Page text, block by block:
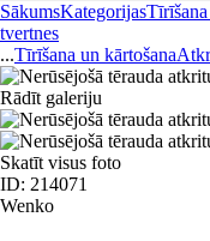
SākumsKategorijas
tvertnes
...Tīrīšana un kārtošana
Rādīt galeriju
Skatīt visus foto
ID: 214071
Wenko